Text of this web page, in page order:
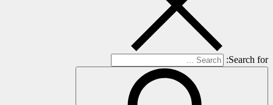
Search for: